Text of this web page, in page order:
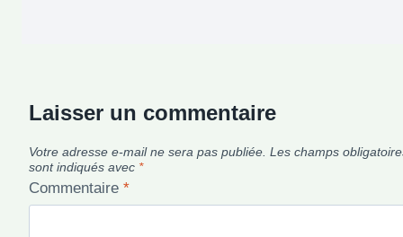
Laisser un commentaire
Votre adresse e-mail ne sera pas publiée. Les champs
sont indiqués avec *
Commentaire *